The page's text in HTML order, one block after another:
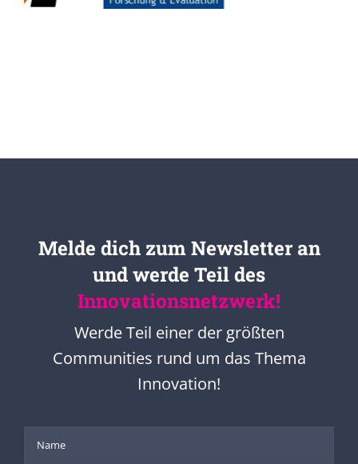
Melde dich zum Newsletter an
und werde Teil des
Innovationsnetzwerk!
Werde Teil einer der größten
Communities rund um das Thema